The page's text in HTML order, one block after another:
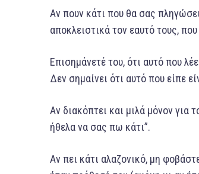
Αν πουν κάτι που θα σας
αποκλειστικά τον εαυτό τους,
Επισημάνετέ του, ότι αυτό που
Δεν σημαίνει ότι αυτό που είπε
Αν διακόπτει και μιλά μόνον για
ήθελα να σας πω κάτι”.
Αν πει κάτι αλαζονικό, μη